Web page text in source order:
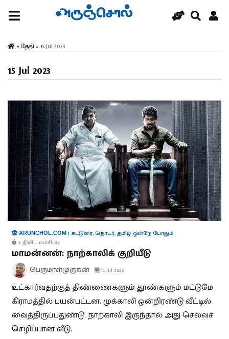
» தேதி » 15 Jul 2023
15 Jul 2023
ARUNCHOL.COM | கட்டுரை,தொடர்,தமிழ் ஒன்றே போதும்
5 நிமிட வாசிப்பு
மாமன்னன்: நாற்காலிக் குறியீடு
பெருமாள்முருகன் 15 Jul 2023
உட்கார்வதற்குத் திண்ணைகளும் தூண்களும் மட்டுமே
கிராமத்தில் பயன்பட்டன. முக்காலி ஒன்றிரண்டு வீட்டில்
வைத்திருப்பதுண்டு. நாற்காலி இருந்தால் அது செல்வச்
செழிப்பான வீடு.